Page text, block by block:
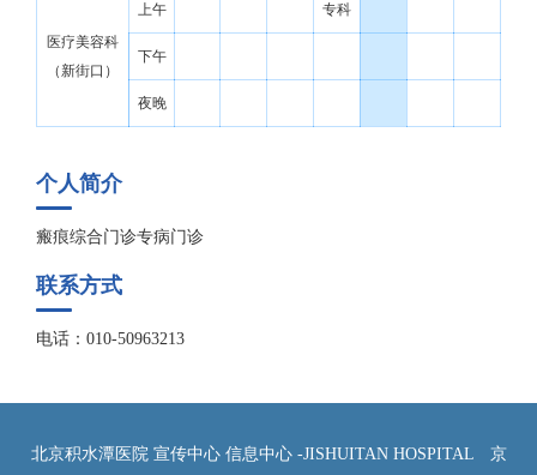
医疗美容科
（新街口）
上午 专科
下午
夜晚
个人简介
瘢痕综合门诊专病门诊
联系方式
电话：010-50963213
北京积水潭医院 宣传中心 信息中心 -JISHUITAN HOSPITAL
京